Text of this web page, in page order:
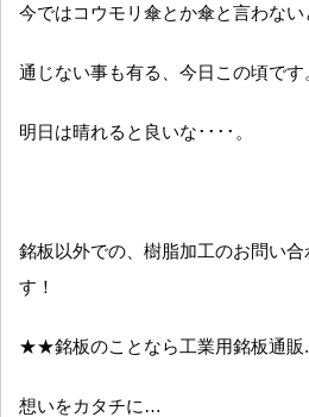
今ではコウモリ傘とか傘と言わない
通じない事も有る、今日この頃です
明日は晴れると良いな････。
銘板以外での、樹脂加工のお問い
す！
★★銘板のことなら工業用銘板通
想いをカタチに…